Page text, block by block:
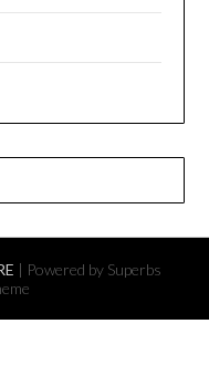
| Powered by Superbs